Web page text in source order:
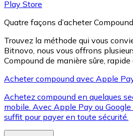
XRP
XRP
Play Store
Quatre façons d’acheter
Trouvez la méthode qui vous
Bitnovo, nous vous offrons
Compound de manière sûre, rapide
Acheter compound avec Apple
Achetez compound en quelques
mobile. Avec Apple Pay ou
suffit pour payer en toute sécurité.